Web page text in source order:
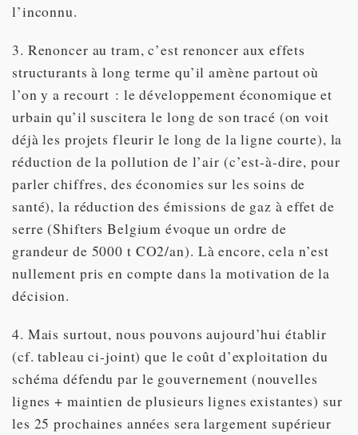
l’inconnu.
3. Renoncer au tram, c’est renoncer aux effets
structurants à long terme qu’il amène partout où
l’on y a recourt : le développement économique et
urbain qu’il suscitera le long de son tracé (on voit
déjà les projets fleurir le long de la ligne courte), la
réduction de la pollution de l’air (c’est-à-dire, pour
parler chiffres, des économies sur les soins de
santé), la réduction des émissions de gaz à effet de
serre (Shifters Belgium évoque un ordre de
grandeur de 5000 t CO2/an). Là encore, cela n’est
nullement pris en compte dans la motivation de la
décision.
4. Mais surtout, nous pouvons aujourd’hui établir
(cf. tableau ci-joint) que le coût d’exploitation du
schéma défendu par le gouvernement (nouvelles
lignes + maintien de plusieurs lignes existantes) sur
les 25 prochaines années sera largement supérieur